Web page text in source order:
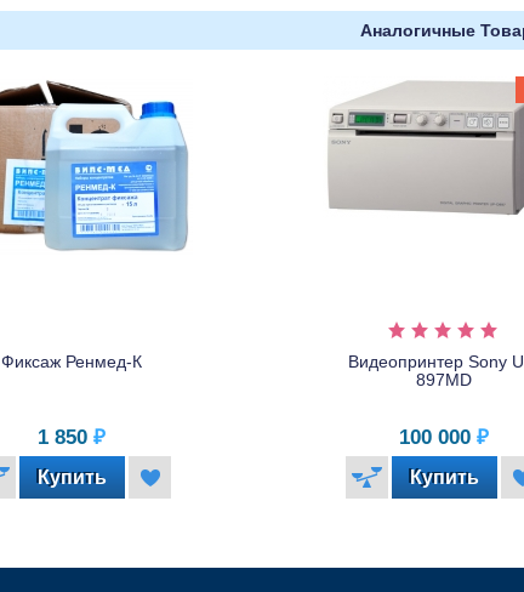
Аналогичные
Фиксаж Ренмед-К
1 850 ₽
Видеопринтер Sony
897MD
100 000 ₽